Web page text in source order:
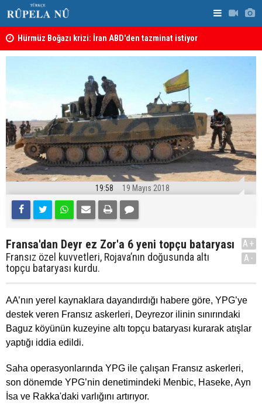
Hürmüz Boğazı krizi: İran ABD'den tazminat istiyor
19:58 19 Mayıs 2018
Fransa'dan Deyr ez Zor'a 6 yeni topçu bataryası
Fransız özel kuvvetleri, Rojava’nın doğusunda altı
topçu bataryası kurdu.
A+
A-
AA’nın yerel kaynaklara dayandırdığı habere göre, YPG’ye
destek veren Fransız askerleri, Deyrezor ilinin sınırındaki
Baguz köyünün kuzeyine altı topçu bataryası kurarak atışlar
yaptığı iddia edildi.
Saha operasyonlarında YPG ile çalışan Fransız askerleri,
son dönemde YPG’nin denetimindeki Menbic, Haseke, Ayn
İsa ve Rakka'daki varlığını artırıyor.